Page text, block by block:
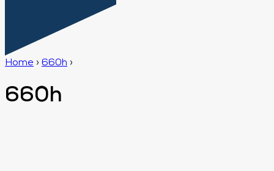
Home › 660h ›
660h